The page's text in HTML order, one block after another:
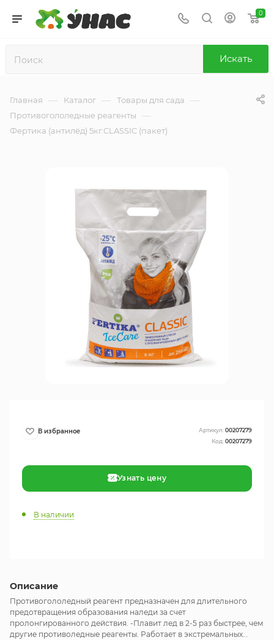
0
Искать
Главная — Каталог — Товары для сада —
Противогололедные реагенты —
Фертика (антилёд) 5кг.CLASSIC (пакет)
Описание
Противогололедный реагент предназначен для длительного
предотвращения образования наледи за счет
пролонгированного действия. -Плавит лед в 2-5 раз быстрее, чем
другие противоледные реагенты. Работает в экстремальных
Артикул:00207279
Код:00207279
Узнать цену
В наличии